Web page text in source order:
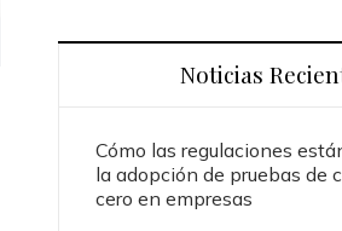
Noticias
Cómo las regulaciones
la adopción de pruebas de
cero en empresas